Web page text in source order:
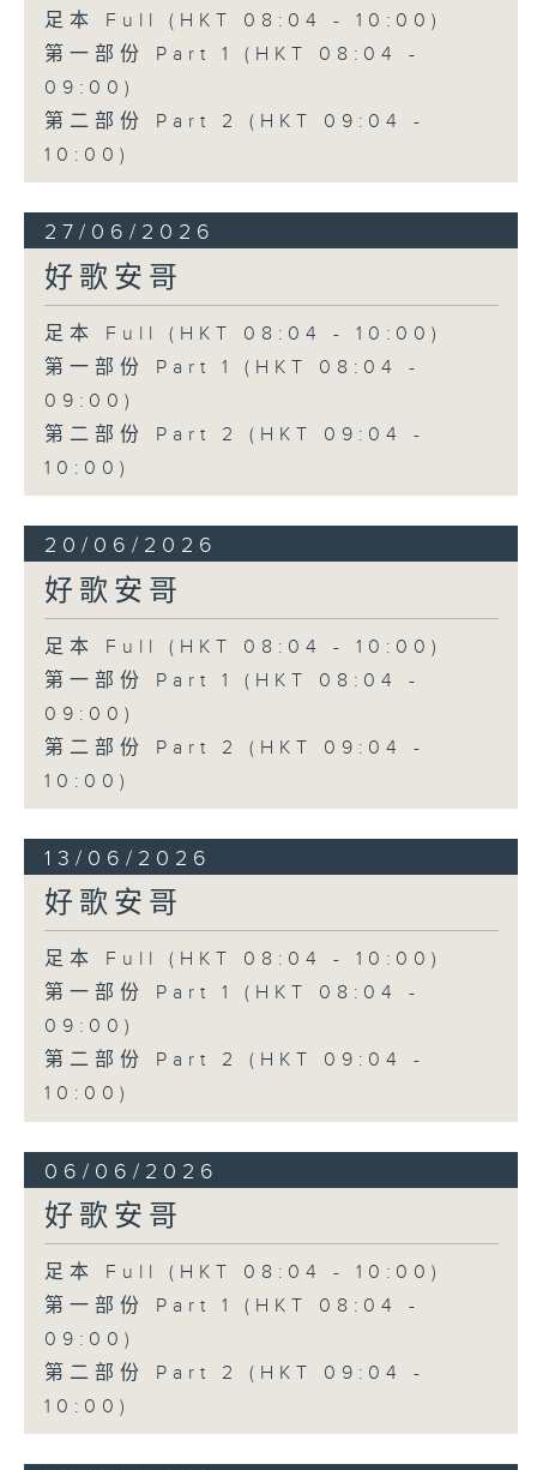
足本 Full (HKT 08:04 - 10:00)
第一部份 Part 1 (HKT 08:04 -
09:00)
第二部份 Part 2 (HKT 09:04 -
10:00)
27/06/2026
好歌安哥
足本 Full (HKT 08:04 - 10:00)
第一部份 Part 1 (HKT 08:04 -
09:00)
第二部份 Part 2 (HKT 09:04 -
10:00)
20/06/2026
好歌安哥
足本 Full (HKT 08:04 - 10:00)
第一部份 Part 1 (HKT 08:04 -
09:00)
第二部份 Part 2 (HKT 09:04 -
10:00)
13/06/2026
好歌安哥
足本 Full (HKT 08:04 - 10:00)
第一部份 Part 1 (HKT 08:04 -
09:00)
第二部份 Part 2 (HKT 09:04 -
10:00)
06/06/2026
好歌安哥
足本 Full (HKT 08:04 - 10:00)
第一部份 Part 1 (HKT 08:04 -
09:00)
第二部份 Part 2 (HKT 09:04 -
10:00)